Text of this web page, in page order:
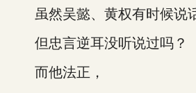
虽然吴懿、黄权有时候说
但忠言逆耳没听说过吗？
而他法正，